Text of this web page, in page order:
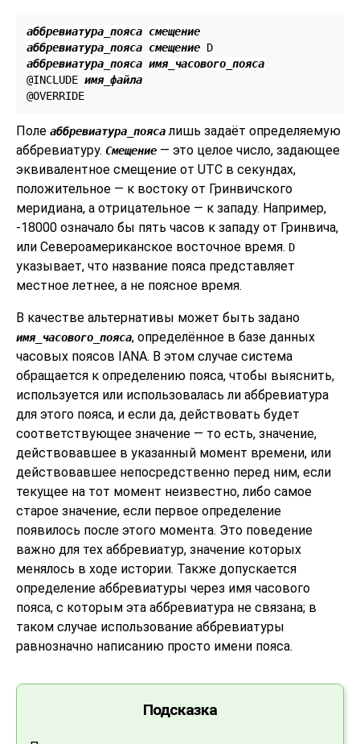
аббревиатура_пояса смещение
аббревиатура_пояса смещение
D
аббревиатура_пояса имя_часового_пояса
@INCLUDE имя_файла
@OVERRIDE
Поле аббревиатура_поясалишь задаёт определяемую
аббревиатуру. Смещение — это целое число, задающее
эквивалентное смещение от UTC в секундах,
положительное — к востоку от Гринвичского
меридиана, а отрицательное — к западу. Например,
-18000 означало бы пять часов к западу от Гринвича,
или Североамериканское восточное время. D
указывает, что название пояса представляет
местное летнее, а не поясное время.
В качестве альтернативы может быть задано
имя_часового_пояса, определённое в базе данных
часовых поясов IANA. В этом случае система
обращается к определению пояса, чтобы выяснить,
используется или использовалась ли аббревиатура
для этого пояса, и если да, действовать будет
соответствующее значение — то есть, значение,
действовавшее в указанный момент времени, или
действовавшее непосредственно перед ним, если
текущее на тот момент неизвестно, либо самое
старое значение, если первое определение
появилось после этого момента. Это поведение
важно для тех аббревиатур, значение которых
менялось в ходе истории. Также допускается
определение аббревиатуры через имя часового
пояса, с которым эта аббревиатура не связана; в
таком случае использование аббревиатуры
равнозначно написанию просто имени пояса.
Подсказка